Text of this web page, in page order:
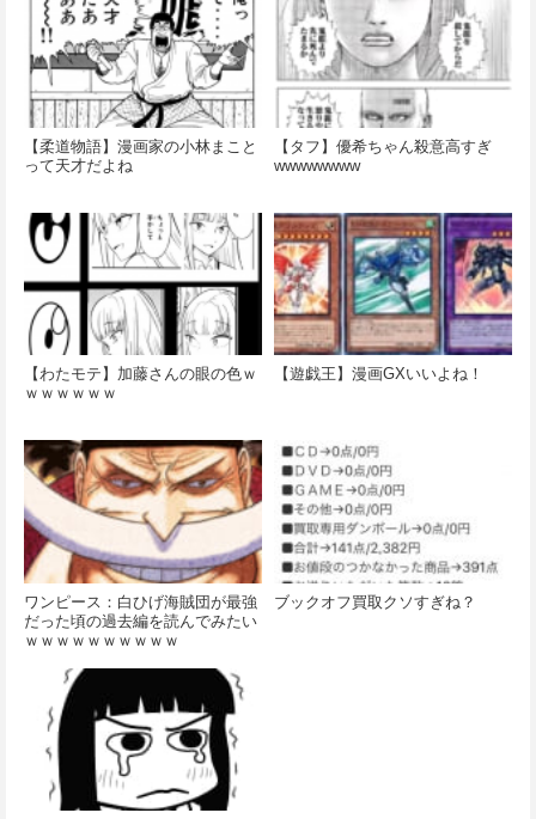
【柔道物語】漫画家の小林まこと
って天才だよね
【タフ】優希ちゃん殺意高すぎ
wwwwwwww
【わたモテ】加藤さんの眼の色ｗ
ｗｗｗｗｗｗ
【遊戯王】漫画GXいいよね！
ワンピース：白ひげ海賊団が最強
だった頃の過去編を読んでみたい
ｗｗｗｗｗｗｗｗｗｗ
ブックオフ買取クソすぎね？